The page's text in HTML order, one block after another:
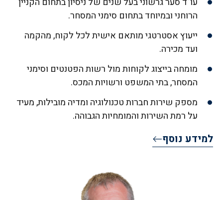
הרוחני ובמיוחד בתחום סימני המסחר.
ייעוץ אסטרטגי מותאם אישית לכל לקוח, מהקמה
ועד מכירה.
מומחה בייצוג לקוחות מול רשות הפטנטים וסימני
המסחר, בתי המשפט ורשויות המכס.
מספק שירות חברות טכנולוגיה ומדיה מובילות, מעיד
על רמת השירות והמומחיות הגבוהה.
למידע נוסף